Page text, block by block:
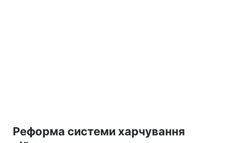
Реформа системи харчування